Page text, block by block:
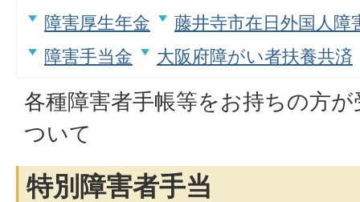
障害厚生年金
藤井寺市在日外国人障
障害手当金
大阪府障がい者扶養共済
各種障害者手帳等をお持ちの方
ついて
特別障害者手当